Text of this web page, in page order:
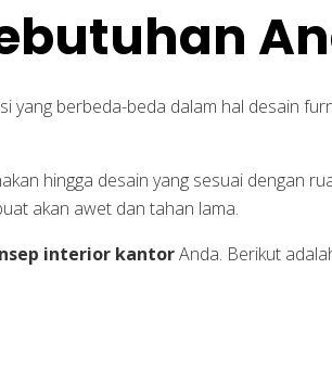
yang berbeda-beda dalam hal desain
hingga desain yang sesuai dengan
akan awet dan tahan lama.
interior kantorAnda. Berikut